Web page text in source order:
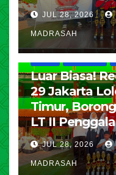
JUL 28, 2026
MADRASAH
Luar Biasa!
29 Jakarta
Timur,
LT II
JUL 28, 2026
MADRASAH